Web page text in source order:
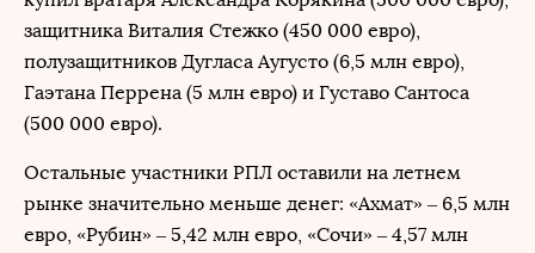
защитника Виталия Стежко (450 000 евро),
полузащитников Дугласа Аугусто (6,5 млн евро),
Гаэтана Перрена (5 млн евро) и Густаво Сантоса
(500 000 евро).
Остальные участники РПЛ оставили на летнем
рынке значительно меньше денег: «Ахмат» – 6,5 млн
евро, «Рубин» – 5,42 млн евро, «Сочи» – 4,57 млн